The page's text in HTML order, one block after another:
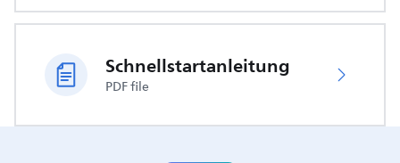
Schnellstartanleitung
PDF file